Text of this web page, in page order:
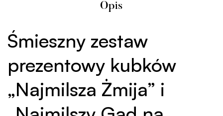
Opis
Śmieszny zestaw
prezentowy kubków
„Najmilsza Żmija” i